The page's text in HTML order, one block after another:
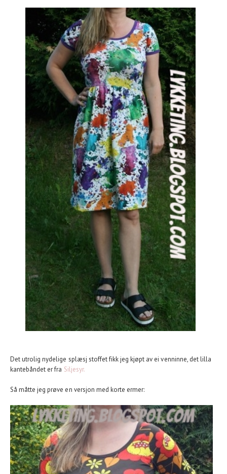
Det utrolig nydelige splæsj stoffet fikk jeg kjøpt av ei venninne, det lilla
kantebåndet er fra Siljesyr.
Så måtte jeg prøve en versjon med korte ermer: